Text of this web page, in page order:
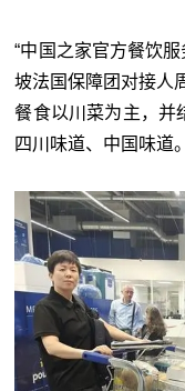
“中国之家官方餐饮
坡法国保障团对接人
餐食以川菜为主，并
四川味道、中国味道